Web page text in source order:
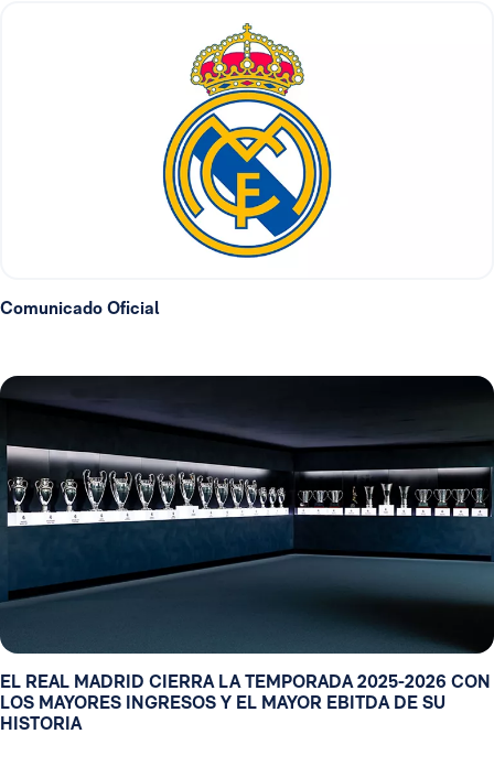
Comunicado Oficial
EL REAL MADRID CIERRA LA TEMPORADA 2025-2026 CON
LOS MAYORES INGRESOS Y EL MAYOR EBITDA DE SU
HISTORIA